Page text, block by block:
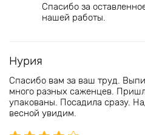
Спасибо за
нашей работы.
Нурия
Спасибо вам за ваш труд.
много разных саженцев.
упакованы. Посадила сразу.
весной увидим.